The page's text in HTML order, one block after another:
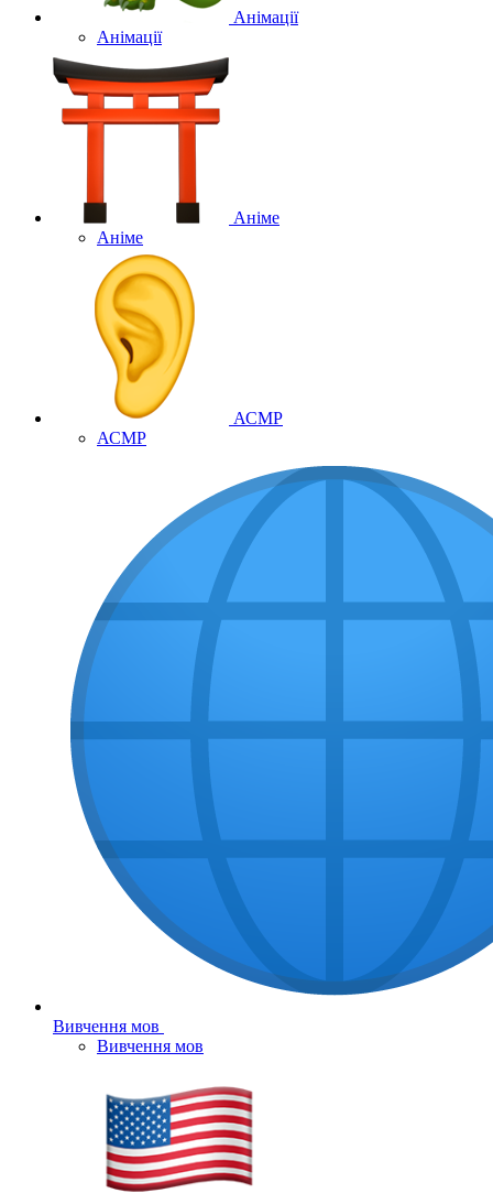
Анімації
Анімації
Аніме
Аніме
АСМР
АСМР
Вивчення мов
Вивчення мов